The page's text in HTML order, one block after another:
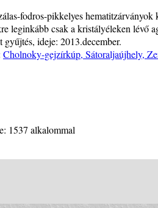
fodros-pikkelyes
leginkább csak a kristályéleken lévő
gyűjtés, ideje: 2013.december.
Cholnoky-gejzírkúp, Sátoraljaújhely,
1537 alkalommal